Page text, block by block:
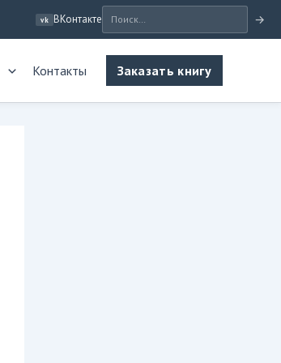
vk ВКонтакте →
Контакты Заказать книгу